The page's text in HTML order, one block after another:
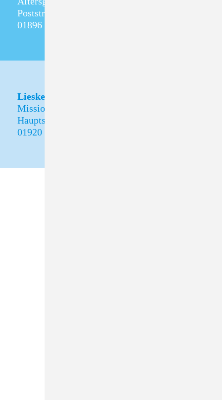
Poststraße 5
01896 Pulsnitz
Lieske
Missionshof Lieske
Hauptstraße 30
01920 Oßling OT Lieske